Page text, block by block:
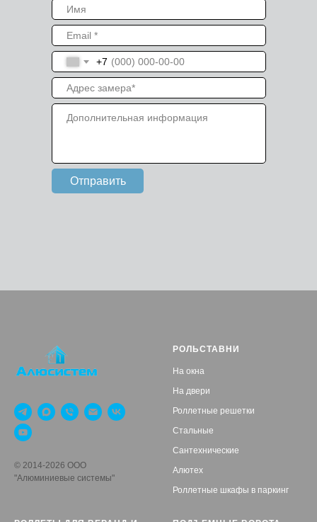
+7
Отправить
© 2014-2026 ООО
"Алюминиевые системы"
РОЛЬСТАВНИ
На окна
На двери
Роллетные решетки
Стальные
Сантехнические
Алютех
Роллетные шкафы в паркинг